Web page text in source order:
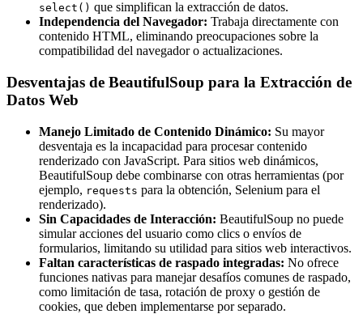
select() que simplifican la extracción de datos.
Independencia del Navegador: Trabaja directamente con
contenido HTML, eliminando preocupaciones sobre la
compatibilidad del navegador o actualizaciones.
Desventajas de BeautifulSoup para la Extracción de
Datos Web
Manejo Limitado de Contenido Dinámico: Su mayor
desventaja es la incapacidad para procesar contenido
renderizado con JavaScript. Para sitios web dinámicos,
BeautifulSoup debe combinarse con otras herramientas (por
ejemplo, requests para la obtención, Selenium para el
renderizado).
Sin Capacidades de Interacción: BeautifulSoup no puede
simular acciones del usuario como clics o envíos de
formularios, limitando su utilidad para sitios web interactivos.
Faltan características de raspado integradas: No ofrece
funciones nativas para manejar desafíos comunes de raspado,
como limitación de tasa, rotación de proxy o gestión de
cookies, que deben implementarse por separado.